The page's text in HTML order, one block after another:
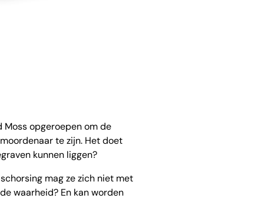
Moss opgeroepen om de
te zijn. Het doet
kunnen liggen?
mag ze zich niet met
waarheid? En kan worden